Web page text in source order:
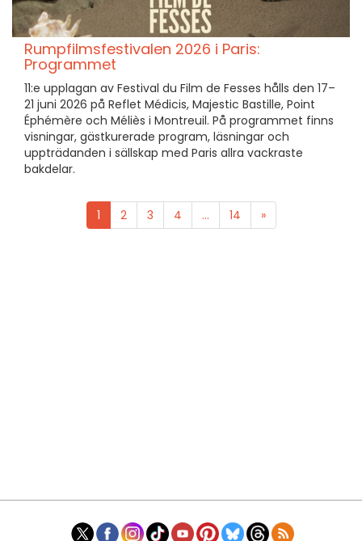
Rumpfilmsfestivalen 2026 i Paris:
Programmet
11:e upplagan av Festival du Film de Fesses hålls den 17–
21 juni 2026 på Reflet Médicis, Majestic Bastille, Point
Éphémère och Méliès i Montreuil. På programmet finns
visningar, gästkurerade program, läsningar och
uppträdanden i sällskap med Paris allra vackraste
bakdelar.
1 2 3 4 ... 14 »